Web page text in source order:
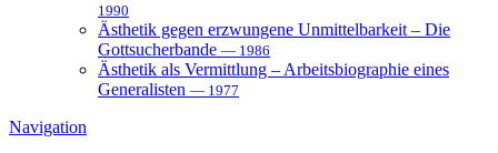
1990
Ästhetik gegen erzwungene Unmittelbarkeit – Die
Gottsucherbande — 1986
Ästhetik als Vermittlung – Arbeitsbiographie eines
Generalisten — 1977
Navigation